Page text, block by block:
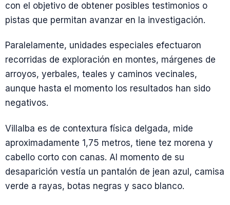
con el objetivo de obtener posibles testimonios o
pistas que permitan avanzar en la investigación.
Paralelamente, unidades especiales efectuaron
recorridas de exploración en montes, márgenes de
arroyos, yerbales, teales y caminos vecinales,
aunque hasta el momento los resultados han sido
negativos.
Villalba es de contextura física delgada, mide
aproximadamente 1,75 metros, tiene tez morena y
cabello corto con canas. Al momento de su
desaparición vestía un pantalón de jean azul, camisa
verde a rayas, botas negras y saco blanco.